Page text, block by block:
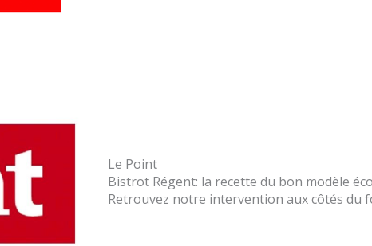
Le Point
Bistrot Régent: la recette du bon modèle
Retrouvez notre intervention aux côtés du